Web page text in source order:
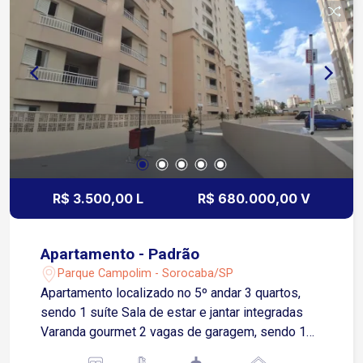
completo com beach arena, piscina, 2 casas de
campo, sauna seca, academia, Beauty care, salão
de festas, salão de jogos, playground, delivery
room refrigerado, Coworking, pet place,
lavanderia, espaço influencer, mini mercado e
muito mais!
R$ 3.500,00 L R$ 680.000,00 V
Apartamento - Padrão
Parque Campolim - Sorocaba/SP
Apartamento localizado no 5º andar 3 quartos,
sendo 1 suíte Sala de estar e jantar integradas
Varanda gourmet 2 vagas de garagem, sendo 1